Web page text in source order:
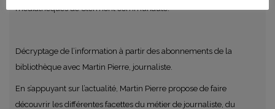
médiathèques de Clermont communauté.
Décryptage de l’information à partir des abonnements de la
bibliothèque avec Martin Pierre, journaliste.
En s’appuyant sur l’actualité, Martin Pierre propose de faire
découvrir les différentes facettes du métier de journaliste, du